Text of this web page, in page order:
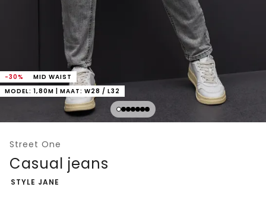
-30%
MID WAIST
MODEL: 1,80M | MAAT: W28 / L32
Street One
Casual jeans
-
STYLE JANE